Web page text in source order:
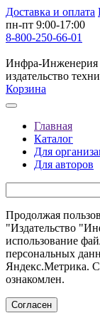
Доставка и оплата
пн-пт 9:00-17:00
8-800-250-66-01
Инфра-Инженерия
издательство
Корзина
Главная
Каталог
Для
Для авторов
Продолжая
"Издательство
использование
персональных
Яндекс.Метрика. С
ознакомлен.
Согласен